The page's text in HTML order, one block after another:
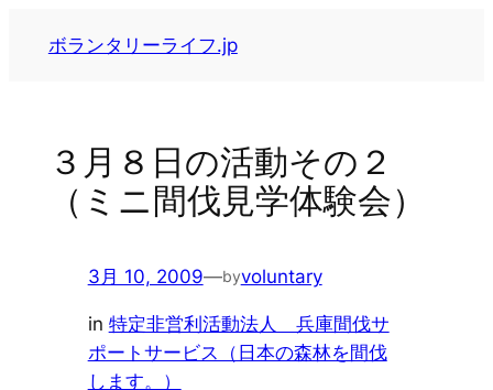
ボランタリーライフ.jp
３月８日の活動その２
（ミニ間伐見学体験会）
3月 10, 2009—byvoluntary
in 特定非営利活動法人 兵庫間伐サ
ポートサービス（日本の森林を間伐
します。）